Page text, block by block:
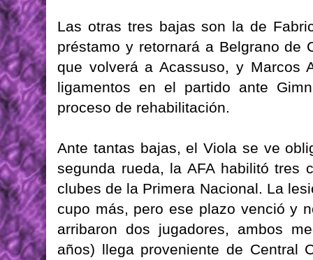
Las otras tres bajas son la de
préstamo y retornará a Belgrano de
que volverá a Acassuso, y Marcos
ligamentos en el partido ante
proceso de rehabilitación.
Ante tantas bajas, el Viola se ve
segunda rueda, la AFA habilitó tres
clubes de la Primera Nacional. La
cupo más, pero ese plazo venció y
arribaron dos jugadores, ambos
años) llega proveniente de Central